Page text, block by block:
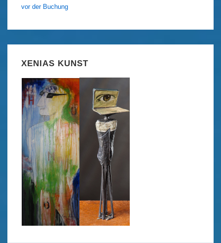
vor der Buchung
XENIAS KUNST